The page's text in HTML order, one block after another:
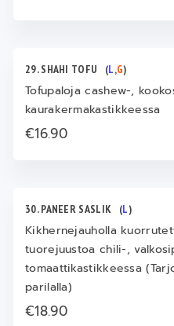
29. SHAHI TOFU (L,G)
Tofupaloja cashew-,
kaurakermakastikkeessa
€16.90
30. PANEER SASLIK (L)
Kikhernejauholla
tuorejuustoa chili-,
tomaattikastikkeessa
parilalla)
€18.90